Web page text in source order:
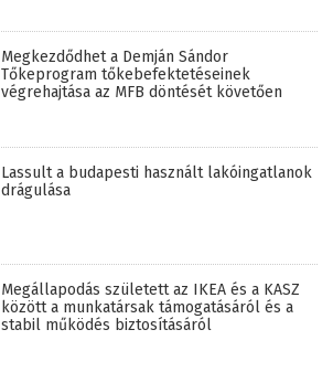
Megkezdődhet a Demján Sándor
Tőkeprogram tőkebefektetéseinek
végrehajtása az MFB döntését követően
Lassult a budapesti használt lakóingatlanok
drágulása
Megállapodás született az IKEA és a KASZ
között a munkatársak támogatásáról és a
stabil működés biztosításáról